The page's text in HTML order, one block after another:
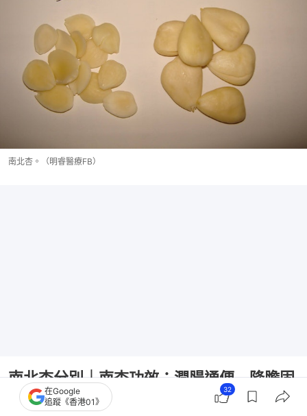
南北杏。（明睿醫療FB）
南北杏分別｜南杏功效：潤腸通便 降膽固
醇護心血管
在Google
追蹤《香港01》
32